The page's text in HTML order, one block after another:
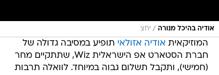
אודיה בהיכל מנורה / יחצ
המוזיקאית אודיה אזולאי תופיע במסיבה גדולה של
חברת הסטארט אפ הישראלית Wiz, שתתקיים מחר
(חמישי), ותקבל תשלום גבוה במיוחד. לוואלה תרבות